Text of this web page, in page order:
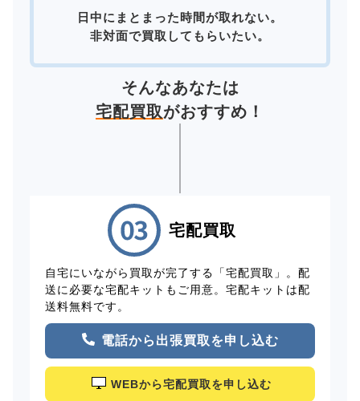
日中にまとまった時間が取れない。
非対面で買取してもらいたい。
そんなあなたは
宅配買取がおすすめ！
宅配買取
自宅にいながら買取が完了する「宅配買取」。配
送に必要な宅配キットもご用意。宅配キットは配
送料無料です。
電話から出張買取を申し込む
WEBから宅配買取を申し込む